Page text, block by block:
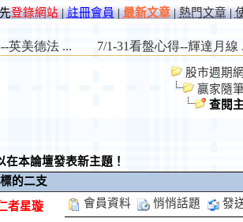
登錄網站|註冊會員|最新文章|熱門文章|
股市週期
贏家隨
查閱
在本論壇發表新主題！
的二支
者星璇 會員資料 悄悄話題 發